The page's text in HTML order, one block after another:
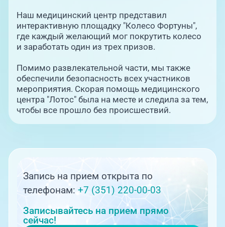
Наш медицинский центр представил
интерактивную площадку "Колесо Фортуны",
где каждый желающий мог покрутить колесо
и заработать один из трех призов.
Помимо развлекательной части, мы также
обеспечили безопасность всех участников
мероприятия. Скорая помощь медицинского
центра "Лотос" была на месте и следила за тем,
чтобы все прошло без происшествий.
Запись на прием открыта по
телефонам:+7 (351) 220-00-03
Записывайтесь на прием прямо
сейчас!